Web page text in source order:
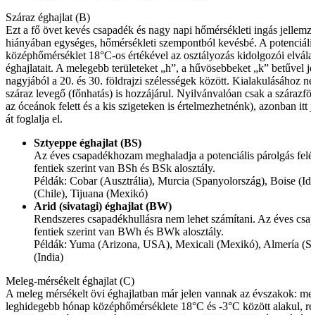
Száraz éghajlat (B)
Ezt a fő övet kevés csapadék és nagy napi hőmérsékleti ingás
hiányában egységes, hőmérsékleti szempontból kevésbé. A
középhőmérséklet 18°C-os értékével az osztályozás kidolgozói
éghajlatait. A melegebb területeket „h”, a hűvösebbeket „k”
nagyjából a 20. és 30. földrajzi szélességek között. Kialakulásához
száraz levegő (főnhatás) is hozzájárul. Nyilvánvalóan csak a
az óceánok felett és a kis szigeteken is értelmezhetnénk), azonban
át foglalja el.
Sztyeppe éghajlat (BS)
Az éves csapadékhozam meghaladja a potenciális párolgás
fentiek szerint van BSh és BSk alosztály.
Példák: Cobar (Ausztrália), Murcia (Spanyolország), Boise
(Chile), Tijuana (Mexikó)
Arid (sivatagi) éghajlat (BW)
Rendszeres csapadékhullásra nem lehet számítani. Az éves
fentiek szerint van BWh és BWk alosztály.
Példák: Yuma (Arizona, USA), Mexicali (Mexikó), Almería
(India)
Meleg-mérsékelt éghajlat (C)
A meleg mérsékelt övi éghajlatban már jelen vannak az évszakok:
leghidegebb hónap középhőmérséklete 18°C és -3°C között